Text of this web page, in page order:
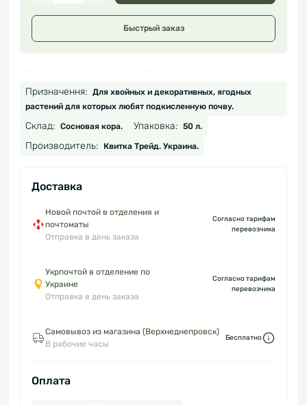
Быстрый заказ
Призначення: Для хвойных и декоративных, ягодных
растений для которых любят подкисленную почву.
Склад: Сосновая кора. Упаковка: 50 л.
Производитель: Квитка Трейд. Украина.
Доставка
Новой почтой в отделения и
почтоматы
Отправка в день заказа
Согласно тарифам
перевозчика
Укрпочтой в отделение по
Украине
Отправка в день заказа
Согласно тарифам
перевозчика
Самовывоз из магазина (Верхнеднепровск)
В рабочие часы
Бесплатно
Оплата